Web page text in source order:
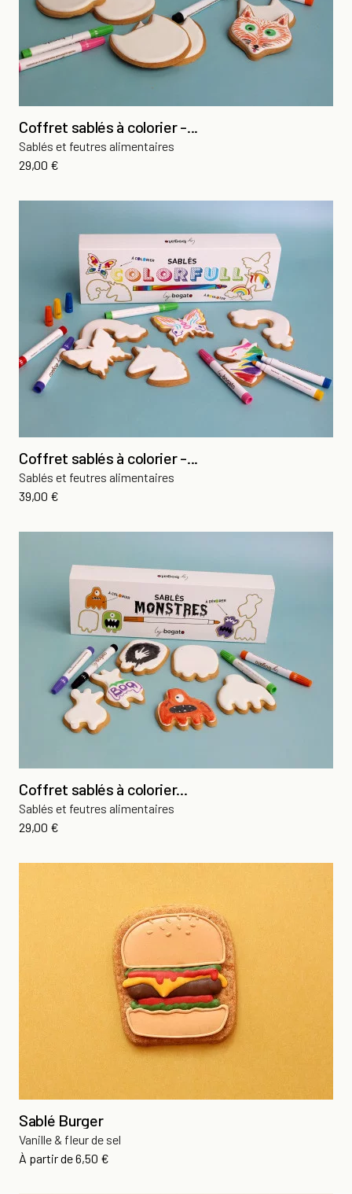
Coffret sablés à colorier -...
Sablés et feutres alimentaires
Prix
29,00 €
Coffret sablés à colorier -...
Sablés et feutres alimentaires
Prix
39,00 €
Coffret sablés à colorier...
Sablés et feutres alimentaires
Prix
29,00 €
Sablé Burger
Vanille & fleur de sel
À partir dePrix
6,50 €